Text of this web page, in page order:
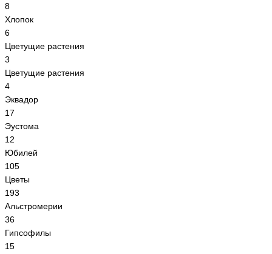
8
Хлопок
6
Цветущие растения
3
Цветущие растения
4
Эквадор
17
Эустома
12
Юбилей
105
Цветы
193
Альстромерии
36
Гипсoфилы
15